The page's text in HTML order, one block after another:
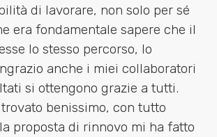
di lavorare, non solo per sé
era fondamentale sapere che il
lo stesso percorso, lo
anche i miei collaboratori
si ottengono grazie a tutti.
benissimo, con tutto
proposta di rinnovo mi ha fatto